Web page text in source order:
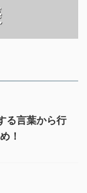
る言葉から行
！